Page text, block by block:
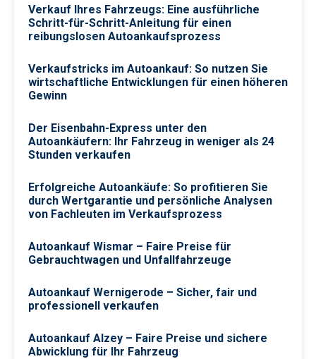
Verkauf Ihres Fahrzeugs: Eine ausführliche
Schritt-für-Schritt-Anleitung für einen
reibungslosen Autoankaufsprozess
Verkaufstricks im Autoankauf: So nutzen Sie
wirtschaftliche Entwicklungen für einen höheren
Gewinn
Der Eisenbahn-Express unter den
Autoankäufern: Ihr Fahrzeug in weniger als 24
Stunden verkaufen
Erfolgreiche Autoankäufe: So profitieren Sie
durch Wertgarantie und persönliche Analysen
von Fachleuten im Verkaufsprozess
Autoankauf Wismar – Faire Preise für
Gebrauchtwagen und Unfallfahrzeuge
Autoankauf Wernigerode – Sicher, fair und
professionell verkaufen
Autoankauf Alzey – Faire Preise und sichere
Abwicklung für Ihr Fahrzeug